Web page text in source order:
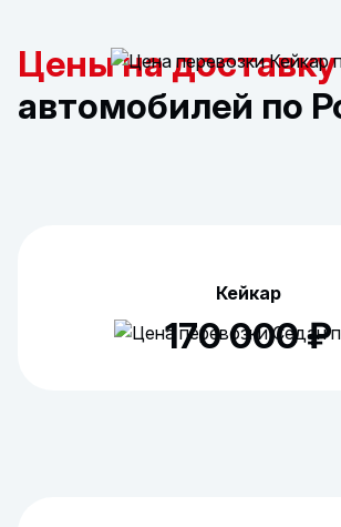
Цены на доставку
автомобилей по
Кейкар
170 000 ₽